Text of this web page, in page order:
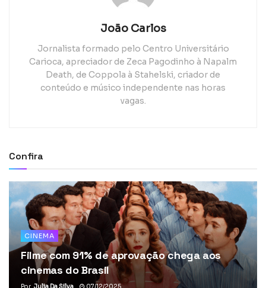
João Carlos
Jornalista formado pelo Centro Universitário
Carioca, apreciador de Zeca Pagodinho à Napalm
Death, de Coppola à Stahelski, criador de
conteúdo e músico independente nas horas
vagas.
Confira
CINEMA
Filme com 91% de aprovação chega aos
cinemas do Brasil